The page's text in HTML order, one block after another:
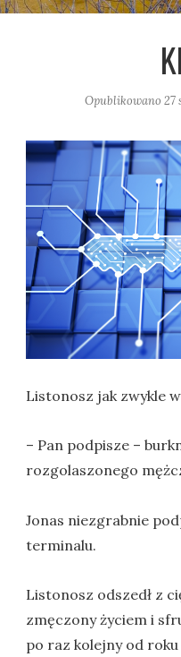
Opublikowano 27
Listonosz jak zwykle
– Pan podpisze –
rozgolaszonego
Jonas niezgrabnie
terminalu.
Listonosz odszedł z
zmęczony życiem i
po raz kolejny od roku